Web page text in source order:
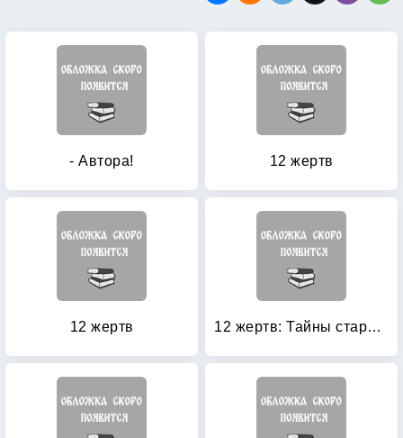
- Автора! 12 жертв
12 жертв 12 жертв: Тайны старого Петербурга